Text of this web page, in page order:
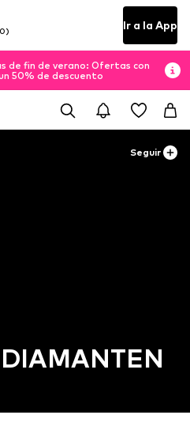
Ir a la App
de fin de verano: Ofertas con
50% de descuento
Seguir